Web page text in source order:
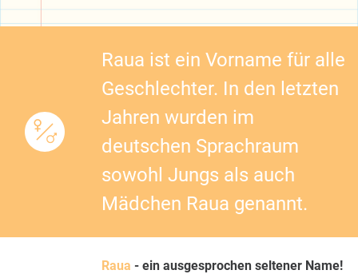
Raua ist ein Vorname für alle
Geschlechter. In den letzten
Jahren wurden im
deutschen Sprachraum
sowohl Jungs als auch
Mädchen Raua genannt.
Raua - ein ausgesprochen seltener Name!